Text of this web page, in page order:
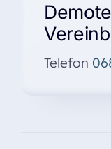
Telefon